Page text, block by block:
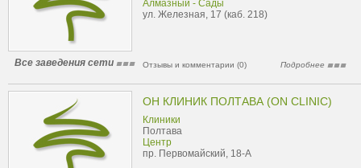
Алмазный - Сады
ул. Железная, 17 (каб. 218)
Все заведения сети Отзывы и комментарии (0) Подробнее
ОН КЛИНИК ПОЛТАВА (ON CLINIC)
Клиники
Полтава
Центр
пр. Первомайский, 18-А